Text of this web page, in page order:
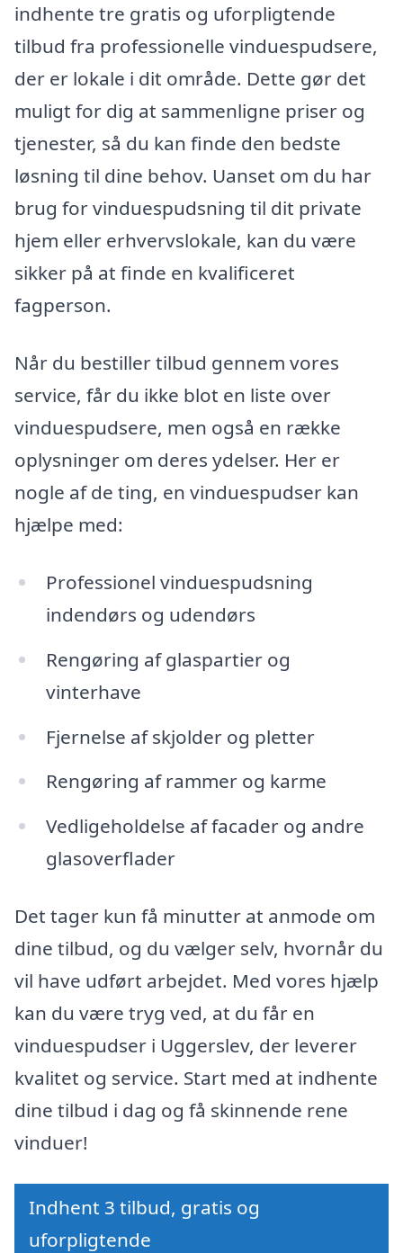
indhente tre gratis og uforpligtende
tilbud fra professionelle vinduespudsere,
der er lokale i dit område. Dette gør det
muligt for dig at sammenligne priser og
tjenester, så du kan finde den bedste
løsning til dine behov. Uanset om du har
brug for vinduespudsning til dit private
hjem eller erhvervslokale, kan du være
sikker på at finde en kvalificeret
fagperson.
Når du bestiller tilbud gennem vores
service, får du ikke blot en liste over
vinduespudsere, men også en række
oplysninger om deres ydelser. Her er
nogle af de ting, en vinduespudser kan
hjælpe med:
Professionel vinduespudsning
indendørs og udendørs
Rengøring af glaspartier og
vinterhave
Fjernelse af skjolder og pletter
Rengøring af rammer og karme
Vedligeholdelse af facader og andre
glasoverflader
Det tager kun få minutter at anmode om
dine tilbud, og du vælger selv, hvornår du
vil have udført arbejdet. Med vores hjælp
kan du være tryg ved, at du får en
vinduespudser i Uggerslev, der leverer
kvalitet og service. Start med at indhente
dine tilbud i dag og få skinnende rene
vinduer!
Indhent 3 tilbud, gratis og
uforpligtende